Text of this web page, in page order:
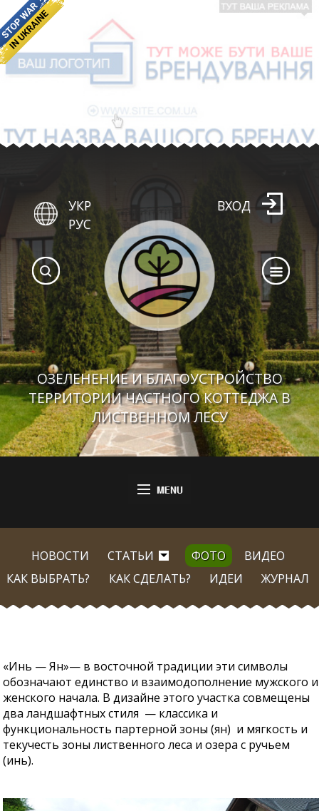
ОЗЕЛЕНЕНИЕ И БЛАГОУСТРОЙСТВО
ТЕРРИТОРИИ ЧАСТНОГО КОТТЕДЖА В
ЛИСТВЕННОМ ЛЕСУ
УКР
РУС
ВХОД
НОВОСТИ СТАТЬИ ФОТО
ВИДЕО
КАК ВЫБРАТЬ?
КАК СДЕЛАТЬ? ИДЕИ ЖУРНАЛ
«Инь — Ян»— в восточной традиции эти символы
обозначают единство и взаимодополнение мужского и
женского начала. В дизайне этого участка совмещены
два ландшафтных стиля — классика и
функциональность партерной зоны (ян) и мягкость и
текучесть зоны лиственного леса и озера с ручьем
(инь).